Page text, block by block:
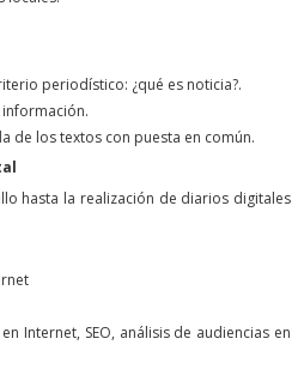
periodístico: ¿qué es noticia?.
de los textos con puesta en común.
hasta la realización de diarios digitales
Internet, SEO, análisis de audiencias en